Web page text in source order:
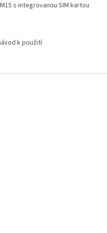
s integrovanou SIM kartou
k použití